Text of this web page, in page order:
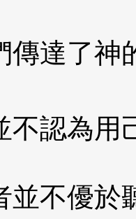
傳達了神
不認為用
並不優於